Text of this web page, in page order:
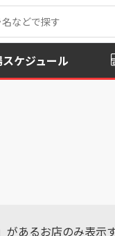
スケジュール
があるお店のみ表示